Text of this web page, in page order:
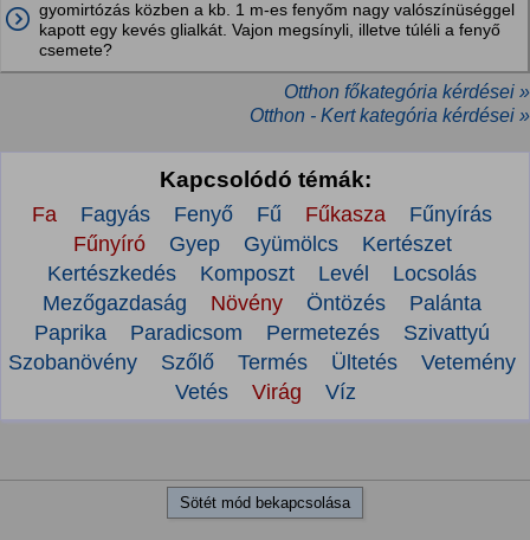
gyomirtózás közben a kb. 1 m-es fenyőm nagy valószínüséggel
kapott egy kevés glialkát. Vajon megsínyli, illetve túléli a fenyő
csemete?
Otthon főkategória kérdései »
Otthon - Kert kategória kérdései »
Kapcsolódó témák:
Fa Fagyás Fenyő Fű Fűkasza
Fűnyírás
Fűnyíró
Gyep Gyümölcs
Kertészet
Kertészkedés
Komposzt Levél
Locsolás
Mezőgazdaság
Növény Öntözés
Palánta
Paprika
Paradicsom Permetezés
Szivattyú
Szobanövény
Szőlő Termés Ültetés
Vetemény
Vetés
Virág Víz
Sötét mód bekapcsolása